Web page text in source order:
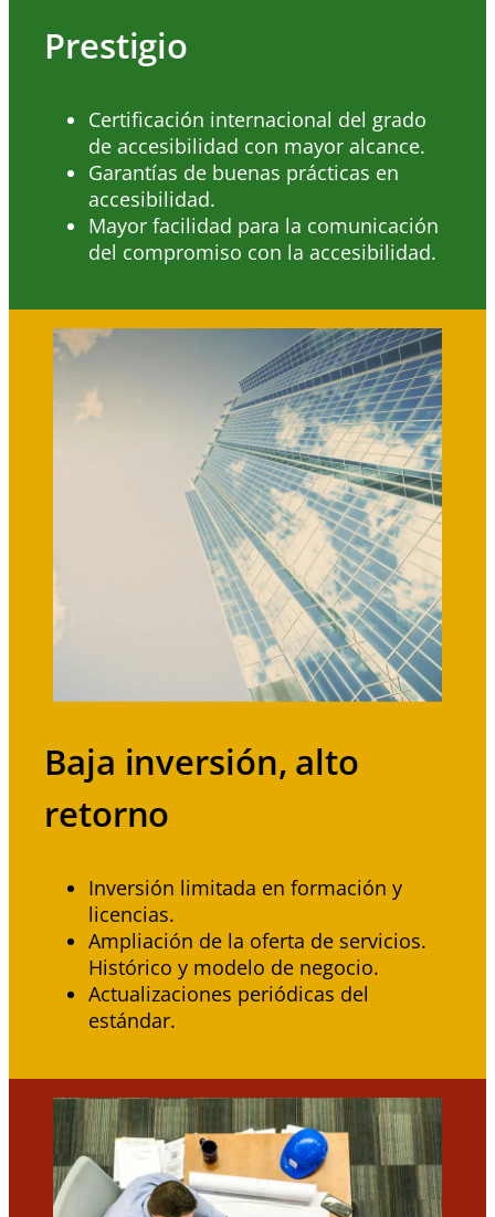
Prestigio
Certificación internacional del grado
de accesibilidad con mayor alcance.
Garantías de buenas prácticas en
accesibilidad.
Mayor facilidad para la comunicación
del compromiso con la accesibilidad.
Baja inversión, alto
retorno
Inversión limitada en formación y
licencias.
Ampliación de la oferta de servicios.
Histórico y modelo de negocio.
Actualizaciones periódicas del
estándar.